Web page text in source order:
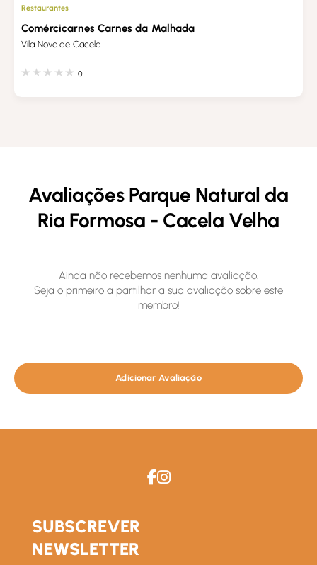
Restaurantes
Comércicarnes Carnes da Malhada
Vila Nova de Cacela
0
Avaliações Parque Natural da
Ria Formosa - Cacela Velha
Ainda não recebemos nenhuma avaliação.
Seja o primeiro a partilhar a sua avaliação sobre este
membro!
Adicionar Avaliação
SUBSCREVER
NEWSLETTER